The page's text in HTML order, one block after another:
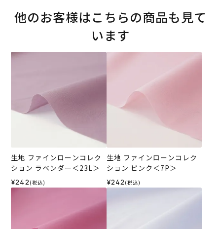
他のお客様はこちらの商品も見て
います
生地 ファインローンコレク
ション ラベンダー＜23L＞
¥242 (税込)
生地 ファインローンコレク
ション ピンク＜7P＞
¥242 (税込)